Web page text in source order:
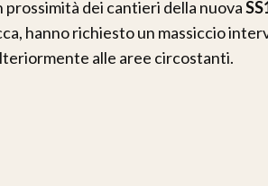
dei cantieri della nuova
hanno richiesto un massiccio
alle aree circostanti.